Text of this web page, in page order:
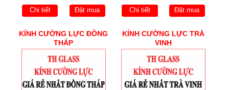
Chi tiết Đặt mua Chi tiết Đặt mua
KÍNH CƯỜNG LỰC ĐỒNG
THÁP
KÍNH CƯỜNG LỰC TRÀ
VINH